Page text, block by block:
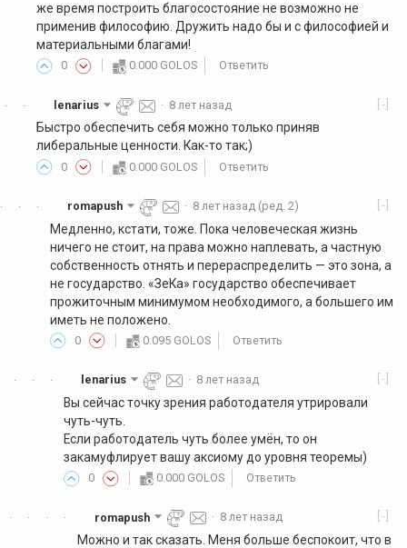
же время построить благосостояние не возможно не
применив философию. Дружить надо бы и с философией и
материальными благами!
0 0.000 GOLOS Ответить
·
· [-]
lenarius · 8 лет назад
Быстро обеспечить себя можно только приняв
либеральные ценности. Как-то так;)
0 0.000 GOLOS Ответить
·
·
· [-]
romapush · 8 лет назад (ред. 2)
Медленно, кстати, тоже. Пока человеческая жизнь
ничего не стоит, на права можно наплевать, а частную
собственность отнять и перераспределить — это зона, а
не государство. «ЗеКа» государство обеспечивает
прожиточным минимумом необходимого, а большего им
иметь не положено.
0 0.095 GOLOS Ответить
·
·
· [-]
lenarius · 8 лет назад
Вы сейчас точку зрения работодателя утрировали
чуть-чуть.
Если работодатель чуть более умён, то он
закамуфлирует вашу аксиому до уровня теоремы)
0 0.000 GOLOS Ответить
·
·
·
· [-]
romapush · 8 лет назад
Можно и так сказать. Меня больше беспокоит, что в